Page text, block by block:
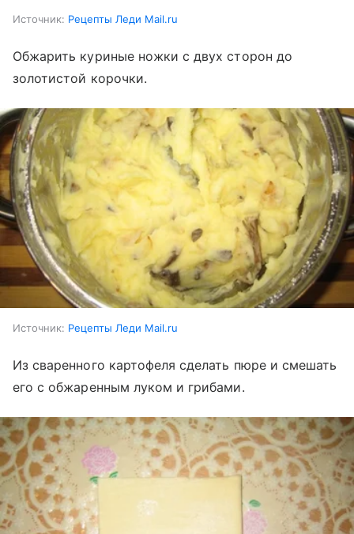
Источник: Рецепты Леди Mail.ru
Обжарить куриные ножки с двух сторон до
золотистой корочки.
Источник: Рецепты Леди Mail.ru
Из сваренного картофеля сделать пюре и смешать
его с обжаренным луком и грибами.